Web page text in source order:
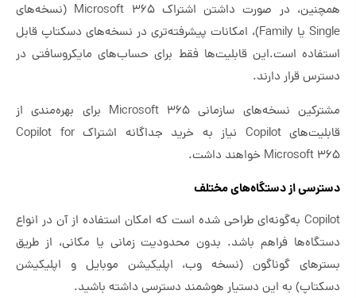
همچنین، در صورت داشتن اشتراک Microsoft 365 (نسخه‌های
Single یا Family)، امکانات پیشرفته‌تری در نسخه‌های دسکتاپ قابل
استفاده است.این قابلیت‌ها فقط برای حساب‌های مایکروسافتی در
دسترس قرار دارند.
مشترکین نسخه‌های سازمانی Microsoft 365 برای بهره‌مندی از
قابلیت‌های Copilot نیاز به خرید جداگانه اشتراک Copilot for
Microsoft 365 خواهند داشت.
دسترسی از دستگاه‌های مختلف
Copilot به‌گونه‌ای طراحی شده است که امکان استفاده از آن در انواع
دستگاه‌ها فراهم باشد. بدون محدودیت زمانی یا مکانی، از طریق
بسترهای گوناگون (نسخه وب، اپلیکیشن موبایل و اپلیکیشن
دسکتاپ) به این دستیار هوشمند دسترسی داشته باشید.